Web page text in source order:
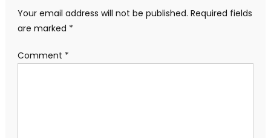
Your email address will not be published. Required fields
are marked *
Comment *